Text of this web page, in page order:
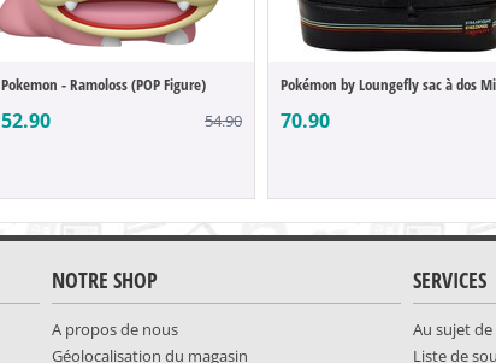
Pokemon - Ramoloss (POP Figure)
52.90 54.90 70.90
NOTRE SHOP
A propos de nous
Géolocalisation du magasin
SERVICES
Au sujet
Liste de